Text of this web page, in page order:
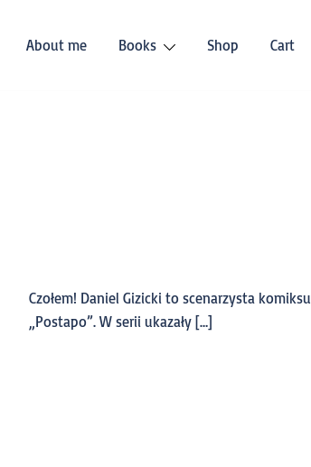
About me Books Shop Cart
Czołem! Daniel Gizicki to scenarzysta komiksu
„Postapo”. W serii ukazały […]